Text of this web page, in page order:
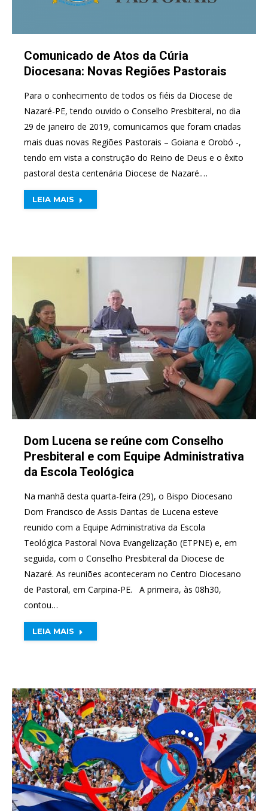
Comunicado de Atos da Cúria
Diocesana: Novas Regiões Pastorais
Para o conhecimento de todos os fiéis da Diocese de
Nazaré-PE, tendo ouvido o Conselho Presbiteral, no dia
29 de janeiro de 2019, comunicamos que foram criadas
mais duas novas Regiões Pastorais – Goiana e Orobó -,
tendo em vista a construção do Reino de Deus e o êxito
pastoral desta centenária Diocese de Nazaré.…
LEIA MAIS
Dom Lucena se reúne com Conselho
Presbiteral e com Equipe Administrativa
da Escola Teológica
Na manhã desta quarta-feira (29), o Bispo Diocesano
Dom Francisco de Assis Dantas de Lucena esteve
reunido com a Equipe Administrativa da Escola
Teológica Pastoral Nova Evangelização (ETPNE) e, em
seguida, com o Conselho Presbiteral da Diocese de
Nazaré. As reuniões aconteceram no Centro Diocesano
de Pastoral, em Carpina-PE. A primeira, às 08h30,
contou…
LEIA MAIS